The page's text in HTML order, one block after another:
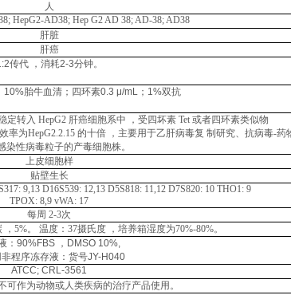
人
HepG2-AD38; Hep G2 AD 38; AD-38; AD38
肝脏
肝癌
传代 ，消耗2-3分钟。
10%胎牛血清；四环素0.3 μ/mL ； 1%双抗
定转入 HepG2 肝癌细胞系中 ，受 四坏素Tet 或者四环素类似物
率为HepG2.2.15 的十倍 ，主要用于乙肝病毒复 制研究、抗病毒-药
染性病毒粒子的产毒细胞株。
上皮细胞样
贴壁生长
317: 9,13 D16S539: 12,13 D5S818: 11,12 D7S820: 10 THO1: 9
TPOX: 8,9 vWA: 17
每周 2-3次
， 5%。 温度：37摄氏度 ，培养箱湿度为70%-80%。
： 90%FBS ， DMSO 10%,
程序冻存液：货号JY-H040
ATCC; CRL-3561
可作为动物或人类疾病的治疗产品使用。